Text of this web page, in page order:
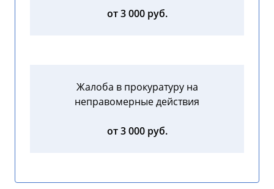
от 3 000 руб.
Жалоба в прокуратуру на
неправомерные действия
от 3 000 руб.